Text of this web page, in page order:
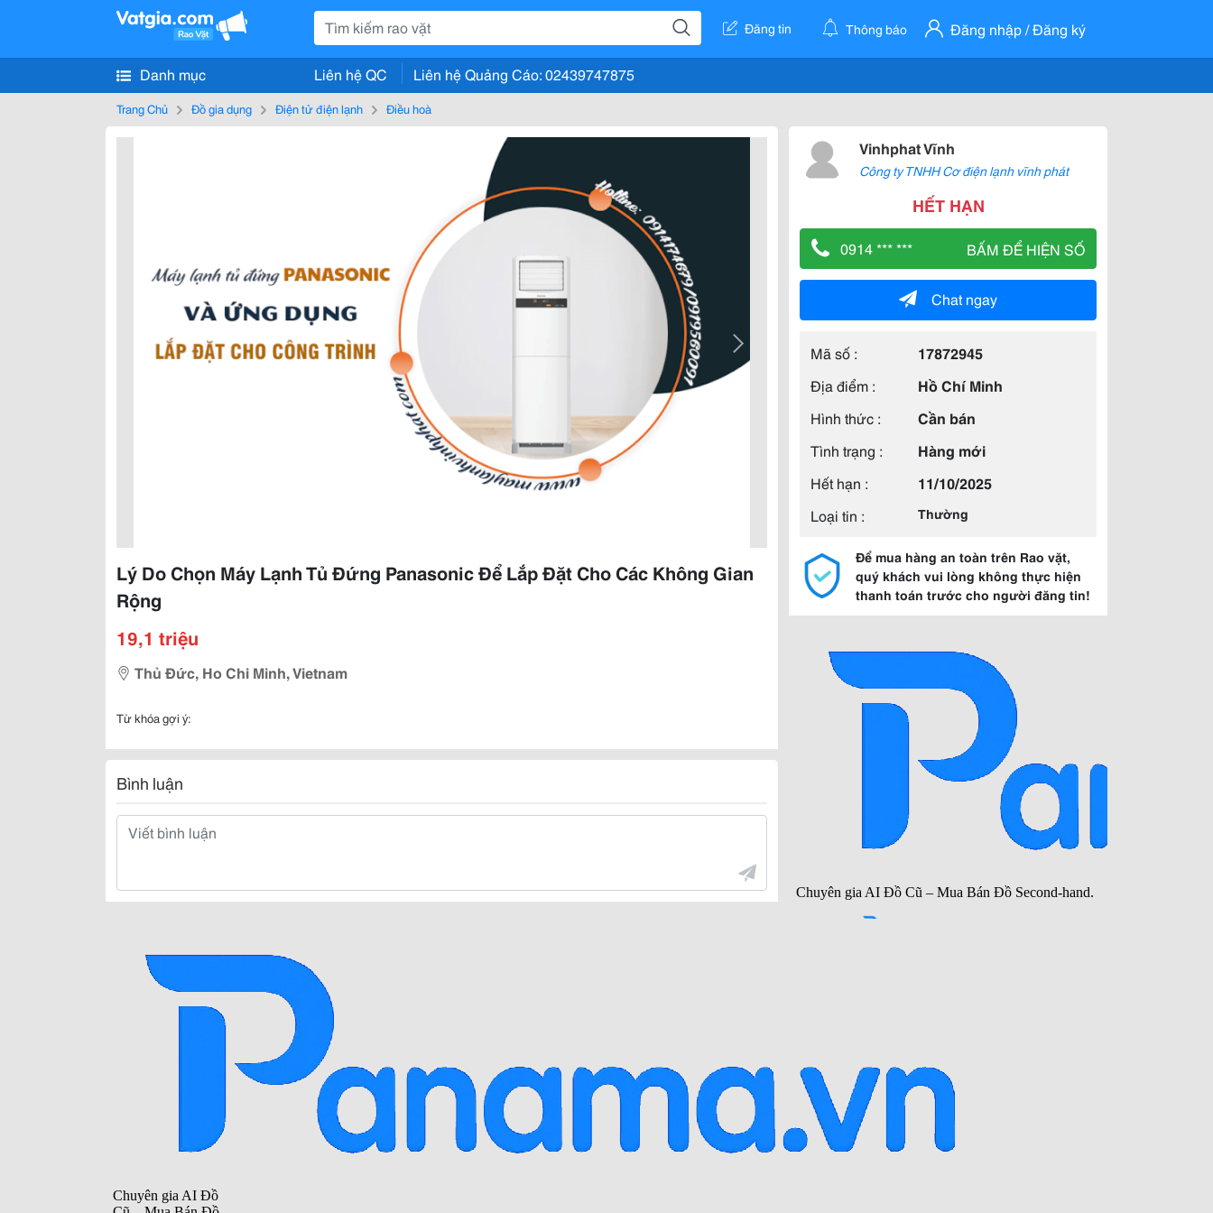
Đăng tin Thông báo Đăng nhập / Đăng ký
Danh mục Liên hệ QC Liên hệ Quảng Cáo: 02439747875
Trang Chủ Đồ gia dụng Điện tử điện lạnh Điều hoà
Lý Do Chọn Máy Lạnh Tủ Đứng Panasonic Để Lắp Đặt Cho Các Không Gian
Rộng
19,1 triệu
Thủ Đức, Ho Chi Minh, Vietnam
Từ khóa gợi ý:
Bình luận
Vinhphat Vĩnh
Công ty TNHH Cơ điện lạnh vĩnh phát
HẾT HẠN
0914 *** *** BẤM ĐỂ HIỆN SỐ
Chat ngay
Mã số :
17872945
Địa điểm :
Hồ Chí Minh
Hình thức :
Cần bán
Tình trạng :
Hàng mới
Hết hạn :
11/10/2025
Loại tin :
Thường
Để mua hàng an toàn trên Rao vặt,
quý khách vui lòng không thực hiện
thanh toán trước cho người đăng tin!